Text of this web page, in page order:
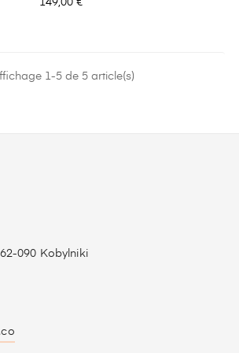
149,00 €
1-5 de 5 article(s)
090 Kobylniki